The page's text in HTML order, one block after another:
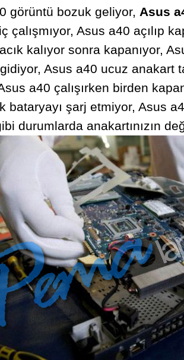
görüntü bozuk geliyor, Asus
çalışmıyor, Asus a40 açılıp
kalıyor sonra kapanıyor,
Asus a40 ucuz anakart
a40 çalışırken birden
bataryayı şarj etmiyor, Asus
durumlarda anakartınızın